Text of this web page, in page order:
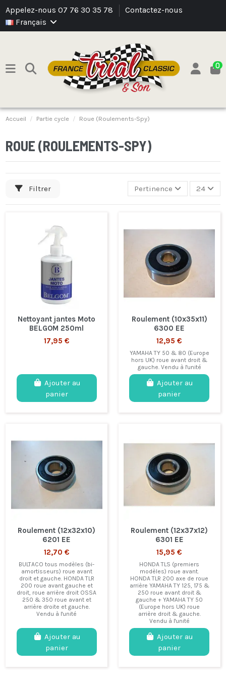
Appelez-nous 07 76 30 35 78
Contactez-nous
Français
0
Accueil Partie cycle Roue (Roulements-Spy)
ROUE (ROULEMENTS-SPY)
Filtrer Pertinence 24
Nettoyant jantes Moto
BELGOM 250ml
17,95 €
Ajouter au
panier
Roulement (10x35x11)
6300 EE
12,95 €
YAMAHA TY 50 & 80 (Europe
hors UK) roue avant droit &
gauche. Vendu à l'unité
Ajouter au
panier
Roulement (12x32x10)
6201 EE
12,70 €
BULTACO tous modèles (bi-
amortisseurs) roue avant
droit et gauche. HONDA TLR
200 roue avant gauche et
droit, roue arrière droit OSSA
250 & 350 roue avant et
arrière droite et gauche.
Vendu à l'unité
Ajouter au
panier
Roulement (12x37x12)
6301 EE
15,95 €
HONDA TLS (premiers
modèles) roue avant.
HONDA TLR 200 axe de roue
arrière YAMAHA TY 125, 175 &
250 roue avant droit &
gauche + YAMAHA TY 50
(Europe hors UK) roue
arrière droit & gauche.
Vendu à l'unité
Ajouter au
panier